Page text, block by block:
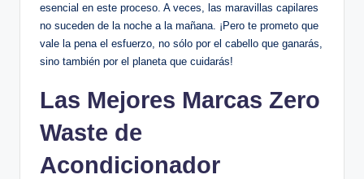
esencial en este proceso. A veces, las maravillas capilares
no suceden de la noche a la mañana. ¡Pero te prometo que
vale la pena el esfuerzo, no sólo por el cabello que ganarás,
sino también por el planeta que cuidarás!
Las Mejores Marcas Zero
Waste de
Acondicionador